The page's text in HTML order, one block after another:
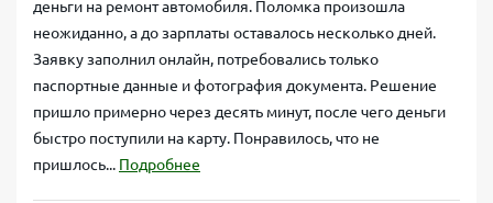
деньги на ремонт автомобиля. Поломка произошла
неожиданно, а до зарплаты оставалось несколько дней.
Заявку заполнил онлайн, потребовались только
паспортные данные и фотография документа. Решение
пришло примерно через десять минут, после чего деньги
быстро поступили на карту. Понравилось, что не
пришлось... Подробнее